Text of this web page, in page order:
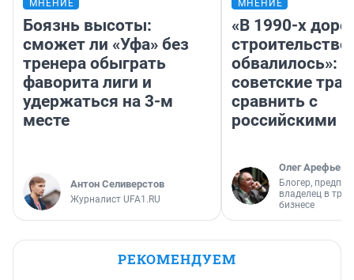
МНЕНИЕ
Боязнь высоты:
сможет ли «Уфа» без
тренера обыграть
фаворита лиги и
удержаться на 3-м
месте
Антон Селиверстов
Журналист UFA1.RU
МНЕНИЕ
«В 1990-х
строительство
обвалилось»:
советские
сравнить с
российскими
Олег Арефьев
Блогер,
владелец в
бизнесе
РЕКОМЕНДУЕМ